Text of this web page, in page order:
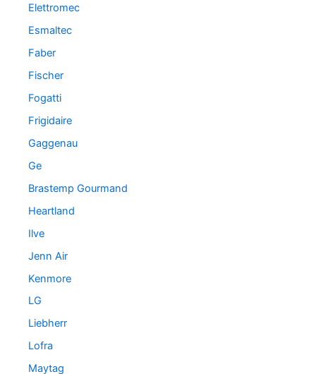
Elettromec
Esmaltec
Faber
Fischer
Fogatti
Frigidaire
Gaggenau
Ge
Brastemp Gourmand
Heartland
Ilve
Jenn Air
Kenmore
LG
Liebherr
Lofra
Maytag